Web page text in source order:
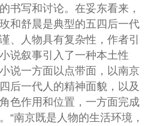
书写和讨论。在妥东看来，
和舒晨是典型的五四后一代
、人物具有复杂性，作者引
说叙事引入了一种本土性
说一方面以点带面，以南京
后一代人的精神面貌，以及
色作用和位置，一方面完成
“南京既是人物的生活环境，